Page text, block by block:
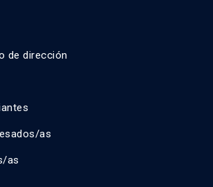
de dirección
as
as